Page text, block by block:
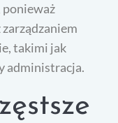
ponieważ
takimi jak
administracja.